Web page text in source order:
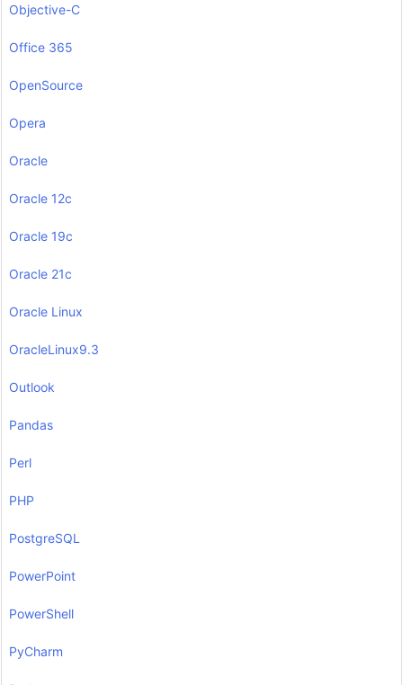
Objective-C
Office 365
OpenSource
Opera
Oracle
Oracle 12c
Oracle 19c
Oracle 21c
Oracle Linux
OracleLinux9.3
Outlook
Pandas
Perl
PHP
PostgreSQL
PowerPoint
PowerShell
PyCharm